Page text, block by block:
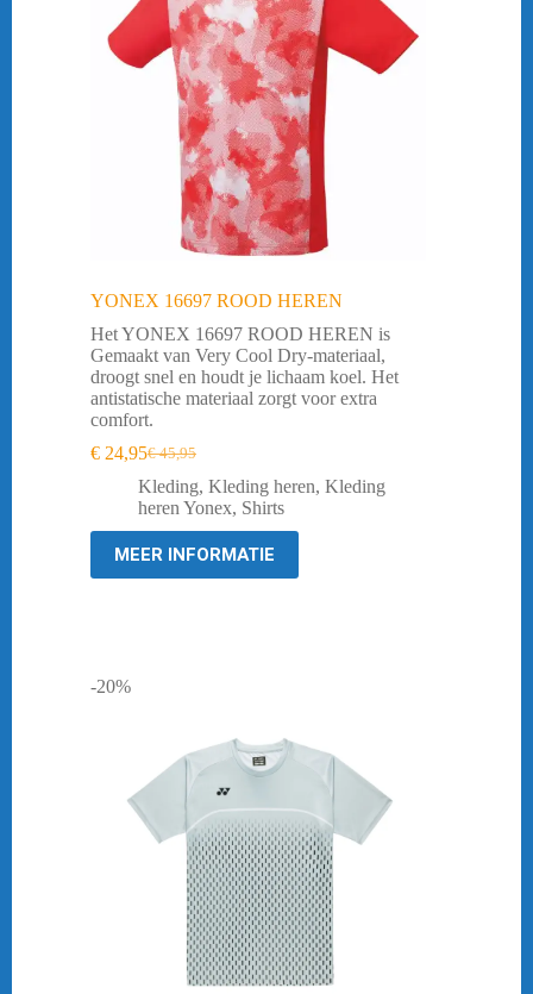
YONEX 16697 ROOD HEREN
Het YONEX 16697 ROOD HEREN is
Gemaakt van Very Cool Dry-materiaal,
droogt snel en houdt je lichaam koel. Het
antistatische materiaal zorgt voor extra
comfort.
€45,95
Oorspronkelijke
prijs
was:
€ 45,95.
€ 24,95Huidige
prijs
is:
€ 24,95.
Kleding, Kleding heren, Kleding
heren Yonex, Shirts
MEER INFORMATIE
-20%